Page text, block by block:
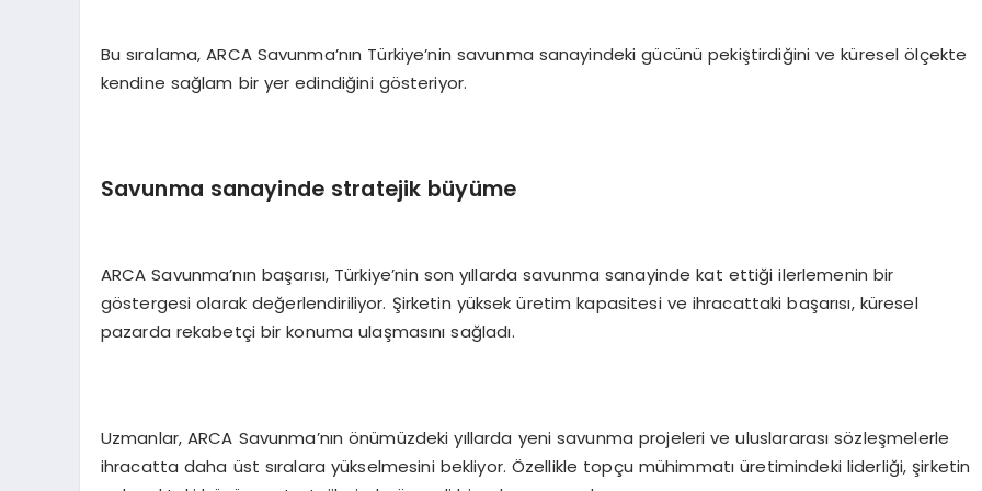
Bu sıralama, ARCA Savunma’nın Türkiye’nin savunma sanayindeki gücünü pekiştirdiğini ve küresel ölçekte
kendine sağlam bir yer edindiğini gösteriyor.
Savunma sanayinde stratejik büyüme
ARCA Savunma’nın başarısı, Türkiye’nin son yıllarda savunma sanayinde kat ettiği ilerlemenin bir
göstergesi olarak değerlendiriliyor. Şirketin yüksek üretim kapasitesi ve ihracattaki başarısı, küresel
pazarda rekabetçi bir konuma ulaşmasını sağladı.
Uzmanlar, ARCA Savunma’nın önümüzdeki yıllarda yeni savunma projeleri ve uluslararası sözleşmelerle
ihracatta daha üst sıralara yükselmesini bekliyor. Özellikle topçu mühimmatı üretimindeki liderliği, şirketin